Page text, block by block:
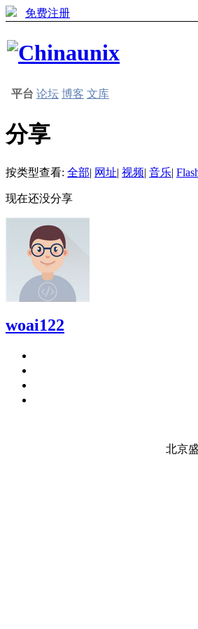
免费注册
平台 论坛 博客 文库
分享
按类型查看: 全部| 网址| 视频| 音乐|
现在还没分享
woai122
北京